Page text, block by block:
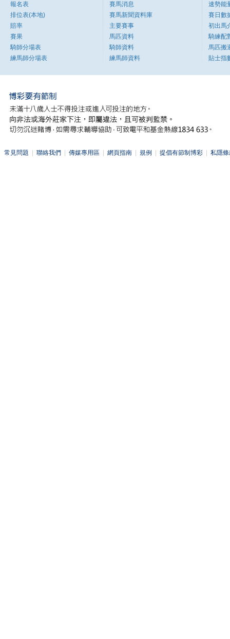
報名表
排位表(本地)
賠率
賽果
騎師分場表
練馬師分場表
賽馬消息
賽馬新聞資料庫
主要賽事
馬匹資料
騎師資料
練馬師資料
速勢能
賽日數
初出馬
騎練配
馬匹搬
貼士指
常見問題 聯絡我們 傳媒專用區 網頁指南 規例 提倡有節制博彩 私隱